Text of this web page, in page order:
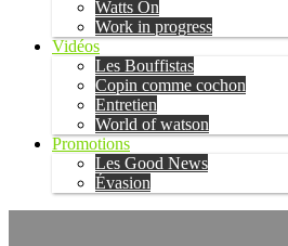
Watts On
Work in progress
Vidéos
Les Bouffistas
Copin comme cochon
Entretien
World of watson
Promotions
Les Good News
Évasion